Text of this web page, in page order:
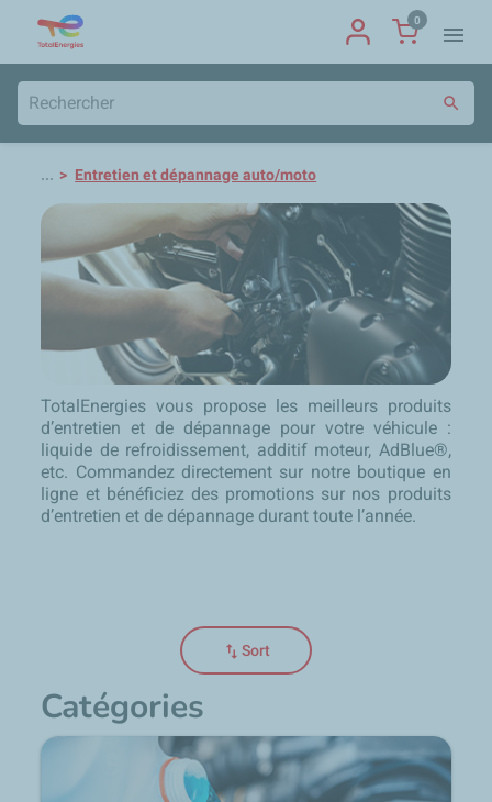
0
menu
search
... Entretien et dépannage auto/moto
TotalEnergies vous propose les meilleurs produits
d’entretien et de dépannage pour votre véhicule :
liquide de refroidissement, additif moteur, AdBlue®,
etc. Commandez directement sur notre boutique en
ligne et bénéficiez des promotions sur nos produits
d’entretien et de dépannage durant toute l’année.
swap_vert Sort
Catégories